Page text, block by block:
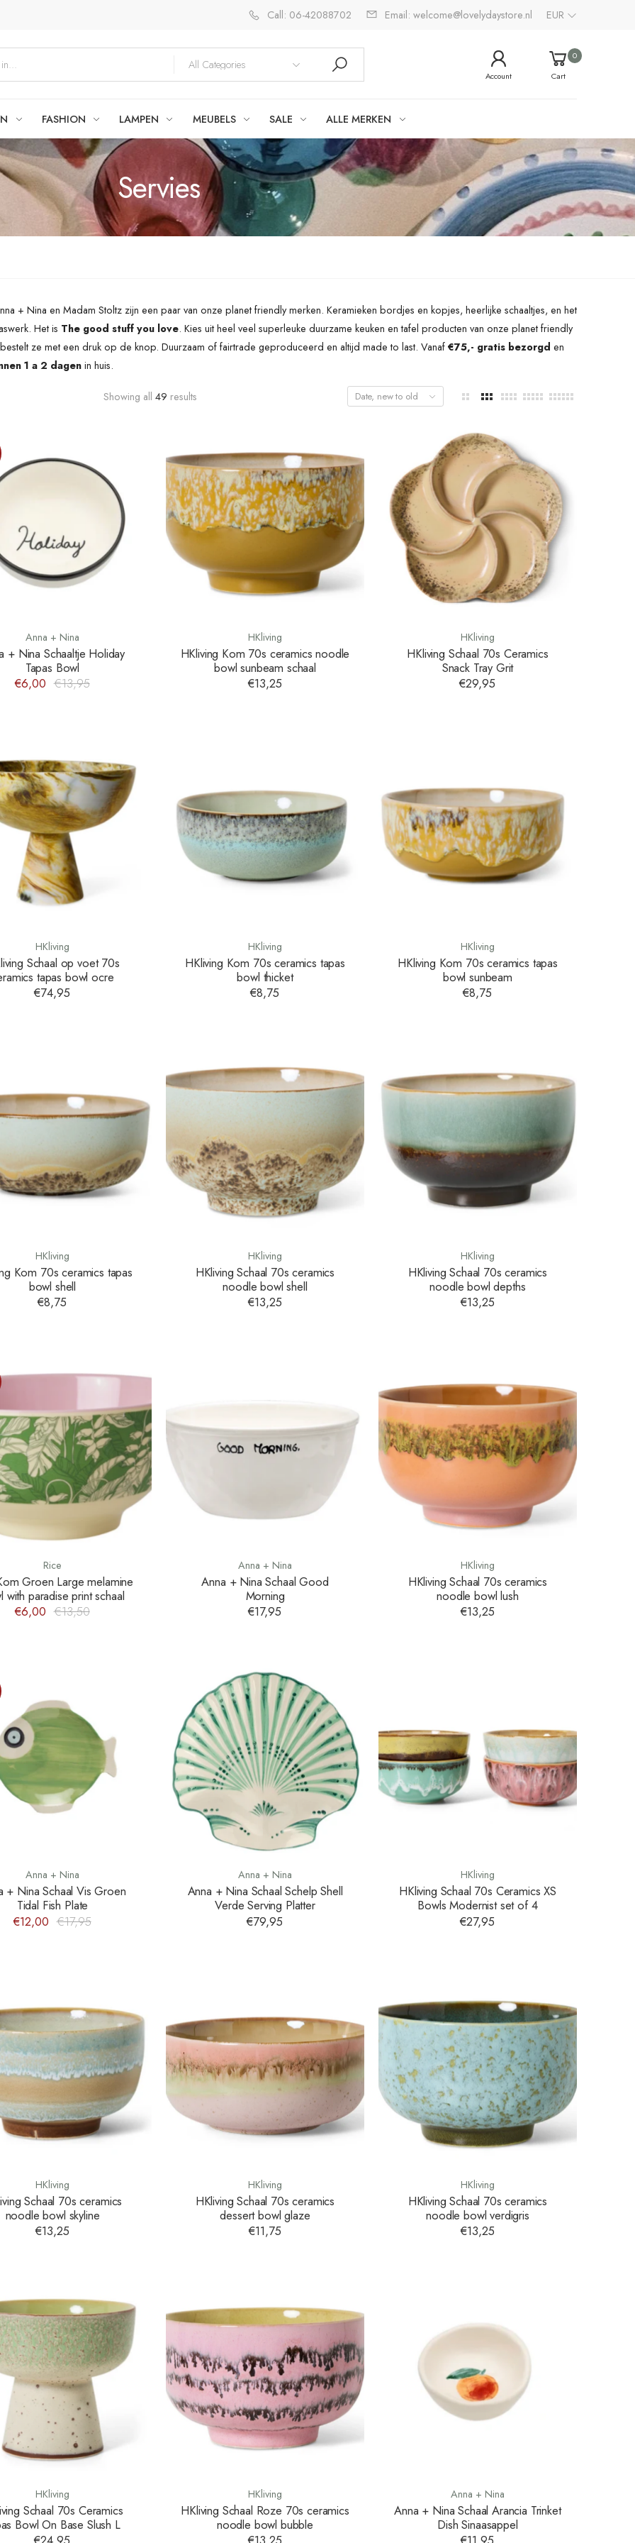
Call: 06-42088702 Email: welcome@lovelydaystore.nl EUR
Account
0
Cart
FASHION LAMPEN MEUBELS SALE ALLE MERKEN
Servies
+ Nina en Madam Stoltz zijn een paar van onze planet friendly merken. Keramieken bordjes en kopjes, heerlijke schaaltjes, en het
Het is The good stuff you love. Kies uit heel veel superleuke duurzame keuken en tafel producten van onze planet friendly
ze met een druk op de knop. Duurzaam of fairtrade geproduceerd en altijd made to last. Vanaf €75,- gratis bezorgd en
1 a 2 dagen in huis.
Showing all 49 results Date, new to old
Anna + Nina
+ Nina Schaaltje Holiday
Tapas Bowl
€6,00 €13,95
HKliving
HKliving Kom 70s ceramics noodle
bowl sunbeam schaal
€13,25
HKliving
HKliving Schaal 70s Ceramics
Snack Tray Grit
€29,95
HKliving
Schaal op voet 70s
tapas bowl ocre
€74,95
HKliving
HKliving Kom 70s ceramics tapas
bowl thicket
€8,75
HKliving
HKliving Kom 70s ceramics tapas
bowl sunbeam
€8,75
HKliving
Kom 70s ceramics tapas
bowl shell
€8,75
HKliving
HKliving Schaal 70s ceramics
noodle bowl shell
€13,25
HKliving
HKliving Schaal 70s ceramics
noodle bowl depths
€13,25
Rice
Groen Large melamine
with paradise print schaal
€6,00 €13,50
Anna + Nina
Anna + Nina Schaal Good
Morning
€17,95
HKliving
HKliving Schaal 70s ceramics
noodle bowl lush
€13,25
Anna + Nina
+ Nina Schaal Vis Groen
Tidal Fish Plate
€12,00 €17,95
Anna + Nina
Anna + Nina Schaal Schelp Shell
Verde Serving Platter
€79,95
HKliving
HKliving Schaal 70s Ceramics XS
Bowls Modernist set of 4
€27,95
HKliving
Schaal 70s ceramics
noodle bowl skyline
€13,25
HKliving
HKliving Schaal 70s ceramics
dessert bowl glaze
€11,75
HKliving
HKliving Schaal 70s ceramics
noodle bowl verdigris
€13,25
HKliving
Schaal 70s Ceramics
Bowl On Base Slush L
HKliving
HKliving Schaal Roze 70s ceramics
noodle bowl bubble
Anna + Nina
Anna + Nina Schaal Arancia Trinket
Dish Sinaasappel